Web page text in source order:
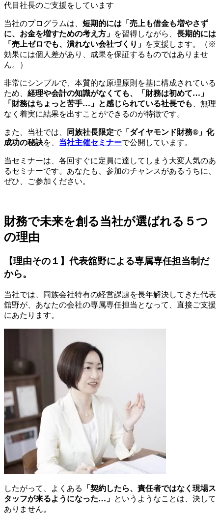
代目社長のご支援をしています
当社のプログラムは、 短期的には「売上も借金も増やさず
に、お金を増すための考え方」 を習得しながら、 長期的には
「売上ゼロでも、潰れない会社づくり」 を支援します。（※
効果には個人差があり、成果を保証するものではありませ
ん。）
非常にシンプルで、本質的な原理原則を基に構成されている
ため、 経理や会計の知識がなくても、「財務は初めて…」
「財務はちょっと苦手…」と感じられている社長でも
、無理
なく着実に結果を出すことができるのが特徴です。
また、当社では、 同族社長限定で「ダイヤモンド財務®」化
成功の秘訣を、 当社主催セミナーで公開しています。
当セミナーは、各回すぐに定員に達してしまう大変人気のあ
るセミナーです。あなたも、参加のチャンスがあるうちに、
ぜひ、ご参加ください。
財務で未来を創る当社が選ばれる５つ
の理由
【理由その１】代表舘野による専属専任担当制だ
から。
当社では、同族会社特有の経営課題を長年解決してきた代表
舘野が、あなたの会社の専属専任担当となって、直接ご支援
にあたります。
したがって、よくある
「契約したら、責任者ではなく現場ス
タッフが来るようになった…」 というようなことは、決して
ありません。